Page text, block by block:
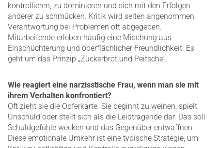
kontrollieren, zu dominieren und sich mit den Erfolgen
anderer zu schmücken. Kritik wird selten angenommen,
Verantwortung bei Problemen oft abgegeben.
Mitarbeitende erleben häufig eine Mischung aus
Einschüchterung und oberflächlicher Freundlichkeit. Es
geht um das Prinzip „Zuckerbrot und Peitsche“.
Wie reagiert eine narzisstische Frau, wenn man sie mit
ihrem Verhalten konfrontiert?
Oft zieht sie die Opferkarte. Sie beginnt zu weinen, spielt
Unschuld oder stellt sich als die Leidtragende dar. Das soll
Schuldgefühle wecken und das Gegenüber entwaffnen.
Diese emotionale Umkehr ist eine typische Strategie, um